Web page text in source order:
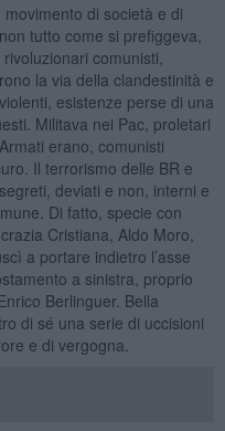
di società e di
tutto come si prefiggeva,
comunisti,
la via della clandestinità e
esistenze perse di una
Militava nei Pac, proletari
erano, comunisti
Il terrorismo delle BR e
deviati e non, interni e
Di fatto, specie con
Cristiana, Aldo Moro,
a portare indietro l’asse
a sinistra, proprio
Berlinguer. Bella
di sé una serie di uccisioni
e di vergogna.